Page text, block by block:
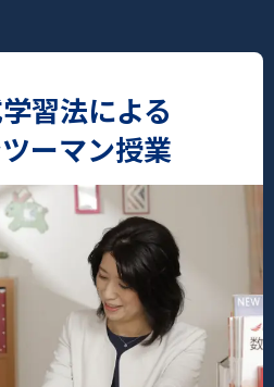
習法による
ーマン授業